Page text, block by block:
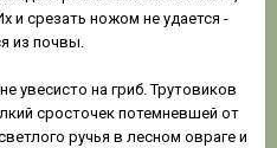
и срезать ножом не удается -
из почвы.
увесисто на гриб. Трутовиков
сросточек потемневшей от
ручья в лесном овраге и